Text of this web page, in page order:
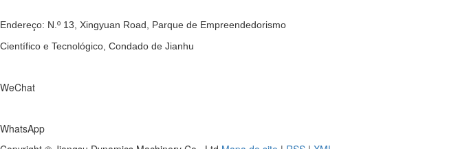
Endereço: N.º 13, Xingyuan Road, Parque de Empreendedorismo
Científico e Tecnológico, Condado de Jianhu
WeChat
WhatsApp